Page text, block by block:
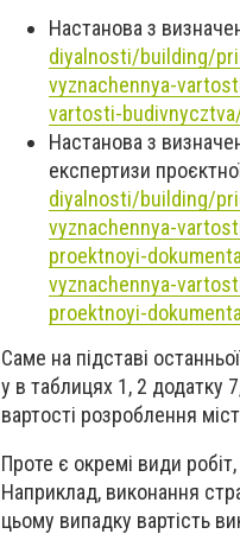
Настановаз
diyalnosti/building/
vyznachennya-
vartosti-
Настанова з
експертизи
diyalnosti/building/
vyznachennya-
proektnoyi-
vyznachennya-
proektnoyi-
Саме на підставі
у в таблицях 1, 2 додатку
вартості розроблення
Проте є окремі види
Наприклад, виконання
цьому випадку вартість